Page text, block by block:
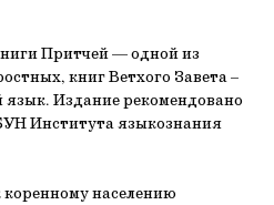
Притчей — одной из
книг Ветхого Завета –
язык. Издание рекомендовано
Института языкознания
населению